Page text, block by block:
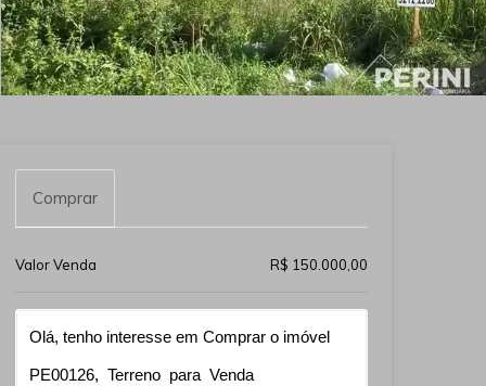
Comprar
Valor Venda R$ 150.000,00